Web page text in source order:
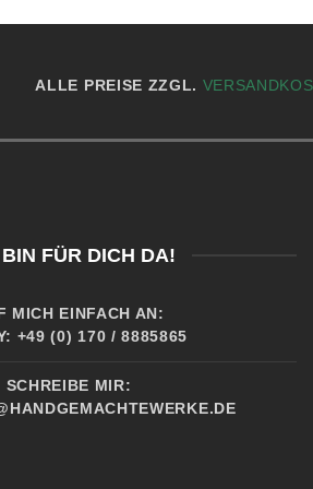
ALLE PREISE ZZGL.
FÜR DICH DA!
MICH EINFACH AN:
+49 (0) 170 / 8885865
SCHREIBE MIR: